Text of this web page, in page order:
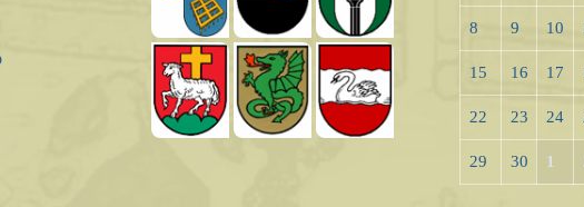
8 9 10
15 16 17
22 23 24
29 30 1